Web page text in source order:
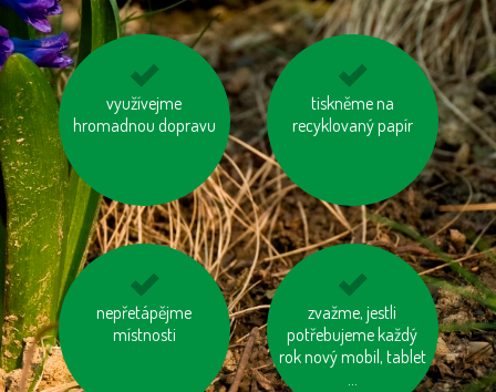
využívejme
hromadnou dopravu
používejme prací a
čisticí prostředky
tiskněme na
recyklovaný papír
kupujeme dřevěný
nábytek s logem FSC
nepřetápějme
místnosti
vyhněme se
výrobkům ve
zvažme, jestli
potřebujeme každý
rok nový mobil, tablet
...
nosme vlastní tašku
na nákup